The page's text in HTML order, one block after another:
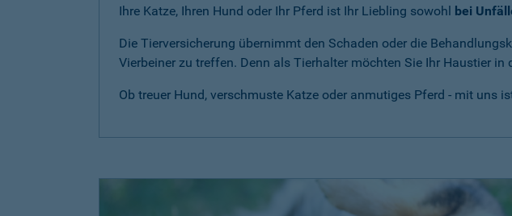
Ihre Katze, Ihren Hund oder Ihr Pferd ist Ihr Liebling sowohl bei
Die Tierversicherung übernimmt den Schaden oder die
Vierbeiner zu treffen. Denn als Tierhalter möchten Sie Ihr Haustier in
Ob treuer Hund, verschmuste Katze oder anmutiges Pferd - mit uns